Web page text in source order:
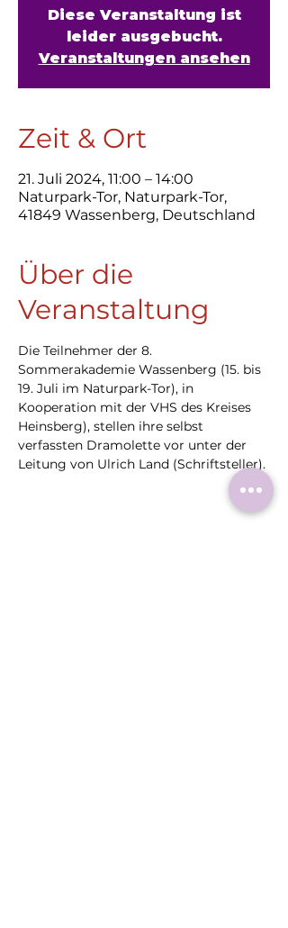
Diese Veranstaltung ist
leider ausgebucht.
Veranstaltungen ansehen
Zeit & Ort
21. Juli 2024, 11:00 – 14:00
Naturpark-Tor, Naturpark-Tor,
41849 Wassenberg, Deutschland
Über die
Veranstaltung
Die Teilnehmer der 8.
Sommerakademie Wassenberg (15. bis
19. Juli im Naturpark-Tor), in
Kooperation mit der VHS des Kreises
Heinsberg), stellen ihre selbst
verfassten Dramolette vor unter der
Leitung von Ulrich Land (Schriftsteller).